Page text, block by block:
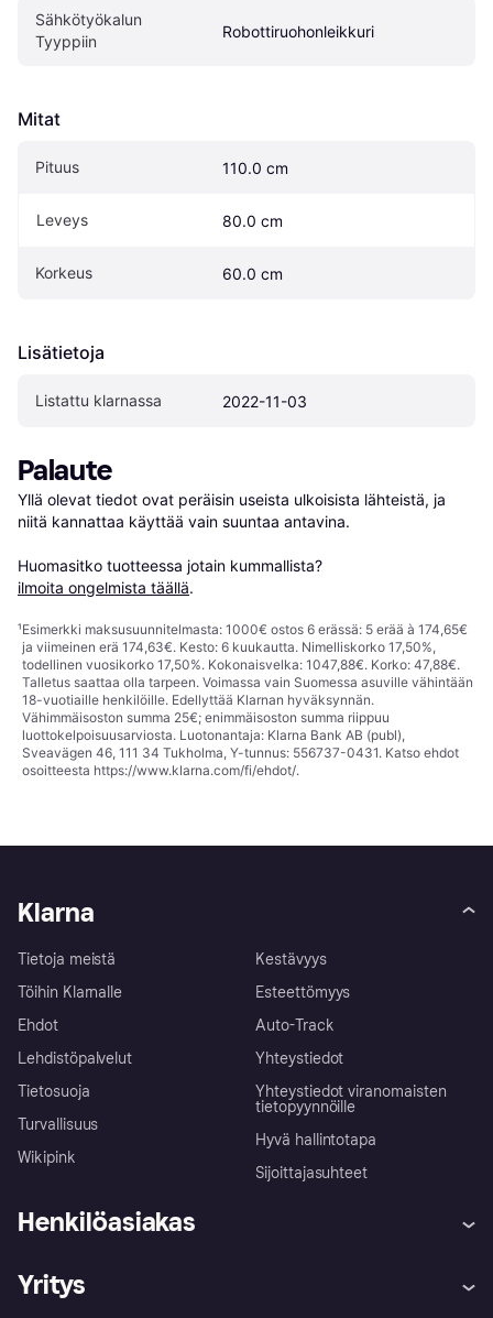
Sähkötyökalun
Tyyppiin
Robottiruohonleikkuri
Mitat
Pituus 110.0 cm
Leveys 80.0 cm
Korkeus 60.0 cm
Lisätietoja
Listattu klarnassa 2022-11-03
Palaute
Yllä olevat tiedot ovat peräisin useista ulkoisista lähteistä, ja
niitä kannattaa käyttää vain suuntaa antavina.
Huomasitko tuotteessa jotain kummallista?
ilmoita ongelmista täällä.
¹Esimerkki maksusuunnitelmasta: 1000€ ostos 6 erässä: 5 erää à 174,65€
ja viimeinen erä 174,63€. Kesto: 6 kuukautta. Nimelliskorko 17,50%,
todellinen vuosikorko 17,50%. Kokonaisvelka: 1047,88€. Korko: 47,88€.
Talletus saattaa olla tarpeen. Voimassa vain Suomessa asuville vähintään
18-vuotiaille henkilöille. Edellyttää Klarnan hyväksynnän.
Vähimmäisoston summa 25€; enimmäisoston summa riippuu
luottokelpoisuusarviosta. Luotonantaja: Klarna Bank AB (publ),
Sveavägen 46, 111 34 Tukholma, Y-tunnus: 556737-0431. Katso ehdot
osoitteesta https://www.klarna.com/fi/ehdot/.
Klarna
Tietoja meistä
Töihin Klarnalle
Ehdot
Lehdistöpalvelut
Tietosuoja
Turvallisuus
Wikipink
Kestävyys
Esteettömyys
Auto-Track
Yhteystiedot
Yhteystiedot viranomaisten
tietopyynnöille
Hyvä hallintotapa
Sijoittajasuhteet
Henkilöasiakas
Ohje
Kirjaudu sisään
Yritys